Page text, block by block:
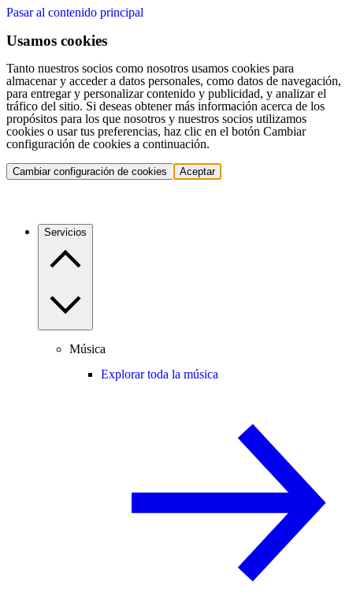
Pasar al contenido principal
Usamos cookies
Tanto nuestros socios como nosotros usamos cookies para
almacenar y acceder a datos personales, como datos de navegación,
para entregar y personalizar contenido y publicidad, y analizar el
tráfico del sitio. Si deseas obtener más información acerca de los
propósitos para los que nosotros y nuestros socios utilizamos
cookies o usar tus preferencias, haz clic en el botón Cambiar
configuración de cookies a continuación.
Cambiar configuración de cookies Aceptar
Servicios
Música
Explorar toda la música